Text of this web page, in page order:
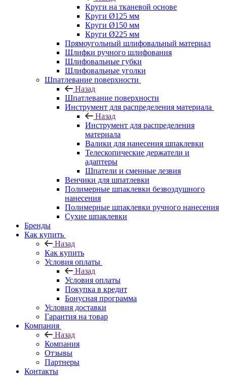
Круги на тканевой основе
Круги Ø125 мм
Круги Ø150 мм
Круги Ø225 мм
Прямоугольный шлифовальный материал
Шлифки ручного шлифования
Шлифовальные губки
Шлифовальные уголки
Шпатлевание поверхности
Назад
Шпатлевание поверхности
Инструмент для распределения материала
Назад
Инструмент для распределения
материала
Валики для нанесения шпаклевки
Телескопические держатели и
адаптеры
Шпатели и сменные лезвия
Венчики для шпатлевки
Полимерные шпаклевки безвоздушного
нанесения
Полимерные шпаклевки ручного нанесения
Сухие шпаклевки
Бренды
Как купить
Назад
Как купить
Условия оплаты
Назад
Условия оплаты
Покупка в кредит
Бонусная программа
Условия доставки
Гарантия на товар
Компания
Назад
Компания
Отзывы
Партнеры
Контакты